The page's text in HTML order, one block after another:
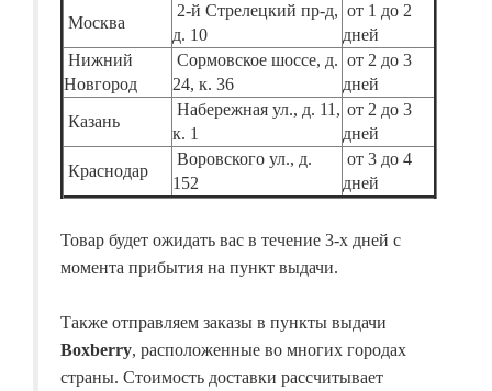
Москва
2-й Стрелецкий пр-д,
д. 10
от 1 до 2
дней
Нижний
Новгород
Сормовское шоссе, д.
24, к. 36
от 2 до 3
дней
Казань
Набережная ул., д. 11,
к. 1
от 2 до 3
дней
Краснодар
Воровского ул., д.
152
от 3 до 4
дней
Товар будет ожидать вас в течение 3-х дней с
момента прибытия на пункт выдачи.
Также отправляем заказы в пункты выдачи
Boxberry, расположенные во многих городах
страны. Стоимость доставки рассчитывает